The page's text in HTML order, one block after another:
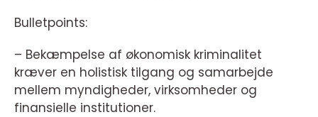
Bulletpoints:
– Bekæmpelse af økonomisk kriminalitet
kræver en holistisk tilgang og samarbejde
mellem myndigheder, virksomheder og
finansielle institutioner.